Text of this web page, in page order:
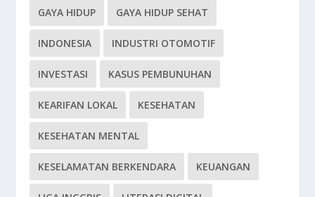
GAYA HIDUP GAYA HIDUP SEHAT
INDONESIA INDUSTRI OTOMOTIF
INVESTASI KASUS PEMBUNUHAN
KEARIFAN LOKAL KESEHATAN
KESEHATAN MENTAL
KESELAMATAN BERKENDARA KEUANGAN